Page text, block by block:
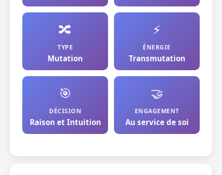
🔀
TYPE
Mutation
⚡
ÉNERGIE
Transmutation
🎯
DÉCISION
Raison et Intuition
🤝
ENGAGEMENT
Au service de soi